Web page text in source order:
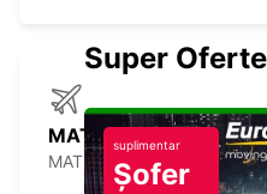
MATSAPA AIRPORT
MATSAPA - ESWATINI
Super
suplimentar
Șofer